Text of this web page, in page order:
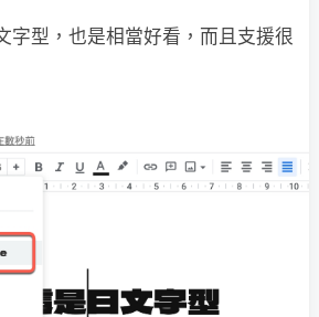
字型，也是相當好看，而且支援很